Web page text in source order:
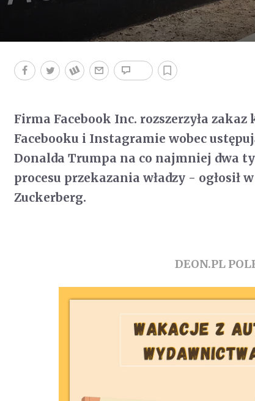
Firma Facebook Inc. rozszerzyła
Facebooku i Instagramie wobec
Donalda Trumpa na co najmniej dwa
procesu przekazania władzy - ogłosił
Zuckerberg.
DEON.PL